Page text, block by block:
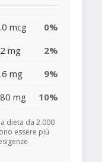
mcg
0%
mg
2%
mg
9%
mg 10%
dieta da 2.000
essere più